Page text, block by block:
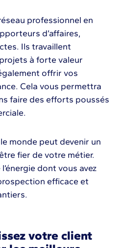
professionnel en
d’affaires,
Ils travaillent
à forte valeur
offrir vos
Cela vous permettra
faire des efforts poussés
monde peut devenir un
fier de votre métier.
dont vous avez
efficace et
votre client